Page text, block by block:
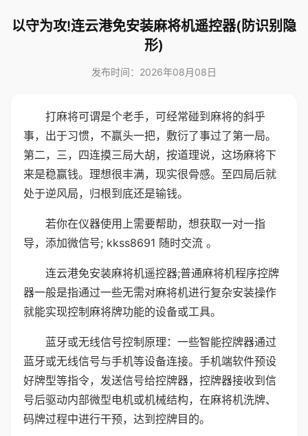
以守为攻!连云港免安装麻将机遥控器(防识别隐
形)
发布时间：2026年08月08日
打麻将可谓是个老手，可经常碰到麻将的斜乎
事，出于习惯，不赢头一把，敷衍了事过了第一局。
第二，三，四连摸三局大胡，按道理说，这场麻将下
来是稳赢钱。理想很丰满，现实很骨感。至四局后就
处于逆风局，归根到底还是输钱。
若你在仪器使用上需要帮助，想获取一对一指
导，添加微信号; kkss8691 随时交流 。
连云港免安装麻将机遥控器;普通麻将机程序控牌
器一般是指通过一些无需对麻将机进行复杂安装操作
就能实现控制麻将牌功能的设备或工具。
蓝牙或无线信号控制原理：一些智能控牌器通过
蓝牙或无线信号与手机等设备连接。手机端软件预设
好牌型等指令，发送信号给控牌器，控牌器接收到信
号后驱动内部微型电机或机械结构，在麻将机洗牌、
码牌过程中进行干预，达到控牌目的。